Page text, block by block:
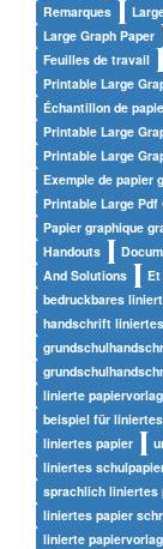
Remarques
Large Graph Paper
Feuilles de travail
Printable Large
Échantillon de
Printable Large
Printable Large
Exemple de papier
Printable Large Pdf
Papier graphique
Handouts
And Solutions
bedruckbares
handschrift
linierte
beispiel für
liniertes papier
liniertes
sprachlich liniertes
liniertes papier
linierte